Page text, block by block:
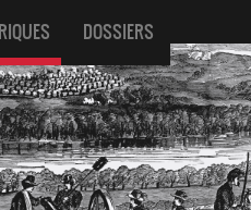
DOSSIERS